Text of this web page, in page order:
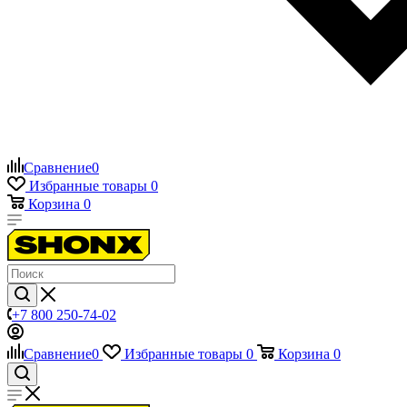
Сравнение0
Избранные товары 0
Корзина 0
+7 800 250-74-02
Сравнение0 Избранные товары 0 Корзина 0